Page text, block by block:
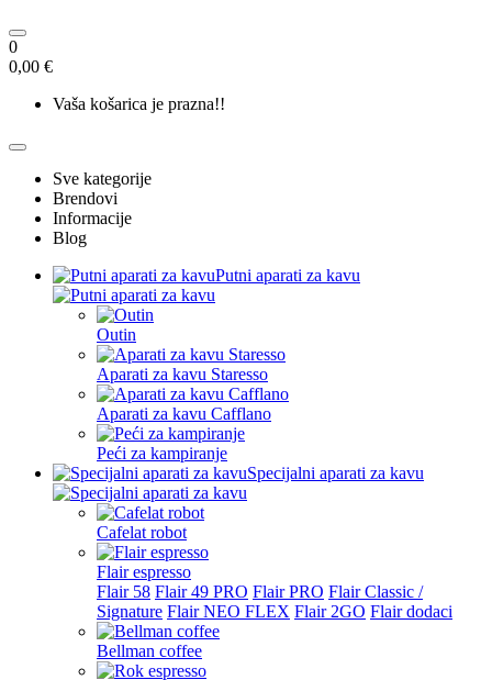
0
0,00 €
Vaša košarica je prazna!!
Sve kategorije
Brendovi
Informacije
Blog
Putni aparati za kavu
Outin
Aparati za kavu Staresso
Aparati za kavu Cafflano
Peći za kampiranje
Specijalni aparati za kavu
Cafelat robot
Flair espresso
Flair 58 Flair 49 PRO Flair PRO Flair Classic /
Signature Flair NEO FLEX Flair 2GO Flair dodaci
Bellman coffee